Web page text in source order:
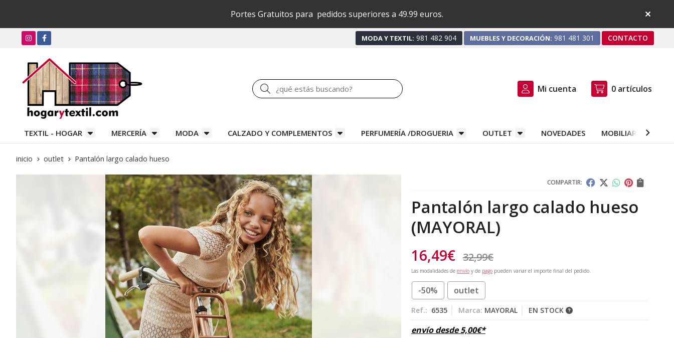
Portes Gratuitos para pedidos superiores a 49.99 euros.
MODA Y TEXTIL: 981 482 904 MUEBLES Y DECORACIÓN: 981 481 301 CONTACTO
Buscar Mi cuenta 0 artículos
TEXTIL - HOGAR MERCERÍA MODA CALZADO Y COMPLEMENTOS PERFUMERÍA /DROGUERIA OUTLET NOVEDADES MOBILIARIO Y
inicio outlet Pantalón largo calado hueso
COMPARTIR:
Pantalón largo calado hueso
(MAYORAL)
16,49€ 32,99€
Las modalidades de envío y de pago pueden variar el importe final del pedido.
-50% outlet
Ref.: 6535 Marca: MAYORAL EN STOCK
envío desde5,00€*